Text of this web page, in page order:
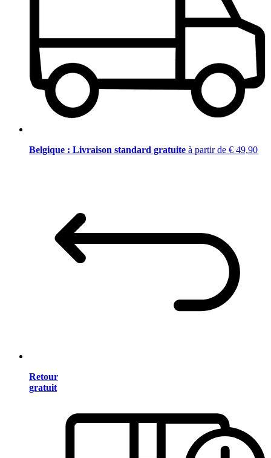
Belgique : Livraison standard gratuite à partir de € 49,90
Retour
gratuit